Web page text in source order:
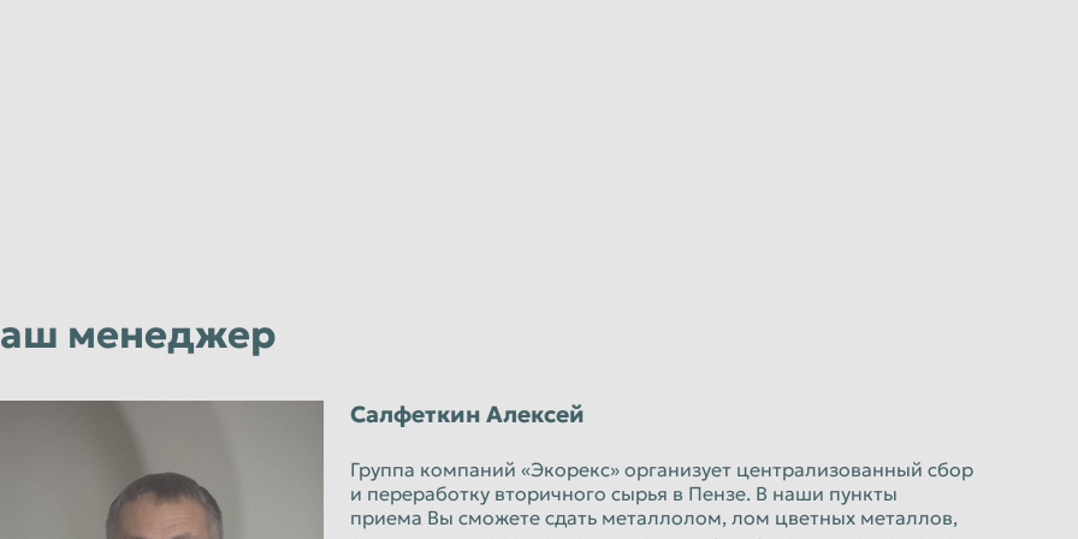
менеджер
Салфеткин Алексей
Группа компаний «Экорекс» организует централизованный сбор
и переработку вторичного сырья в Пензе. В наши пункты
приема Вы сможете сдать металлолом, лом цветных металлов,